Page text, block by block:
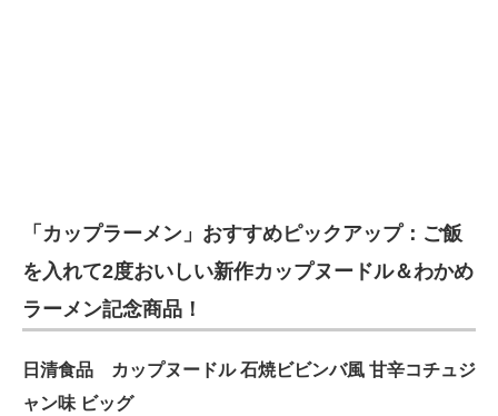
「カップラーメン」おすすめピックアップ：ご飯
を入れて2度おいしい新作カップヌードル＆わかめ
ラーメン記念商品！
日清食品 カップヌードル 石焼ビビンバ風 甘辛コチュジ
ャン味 ビッグ